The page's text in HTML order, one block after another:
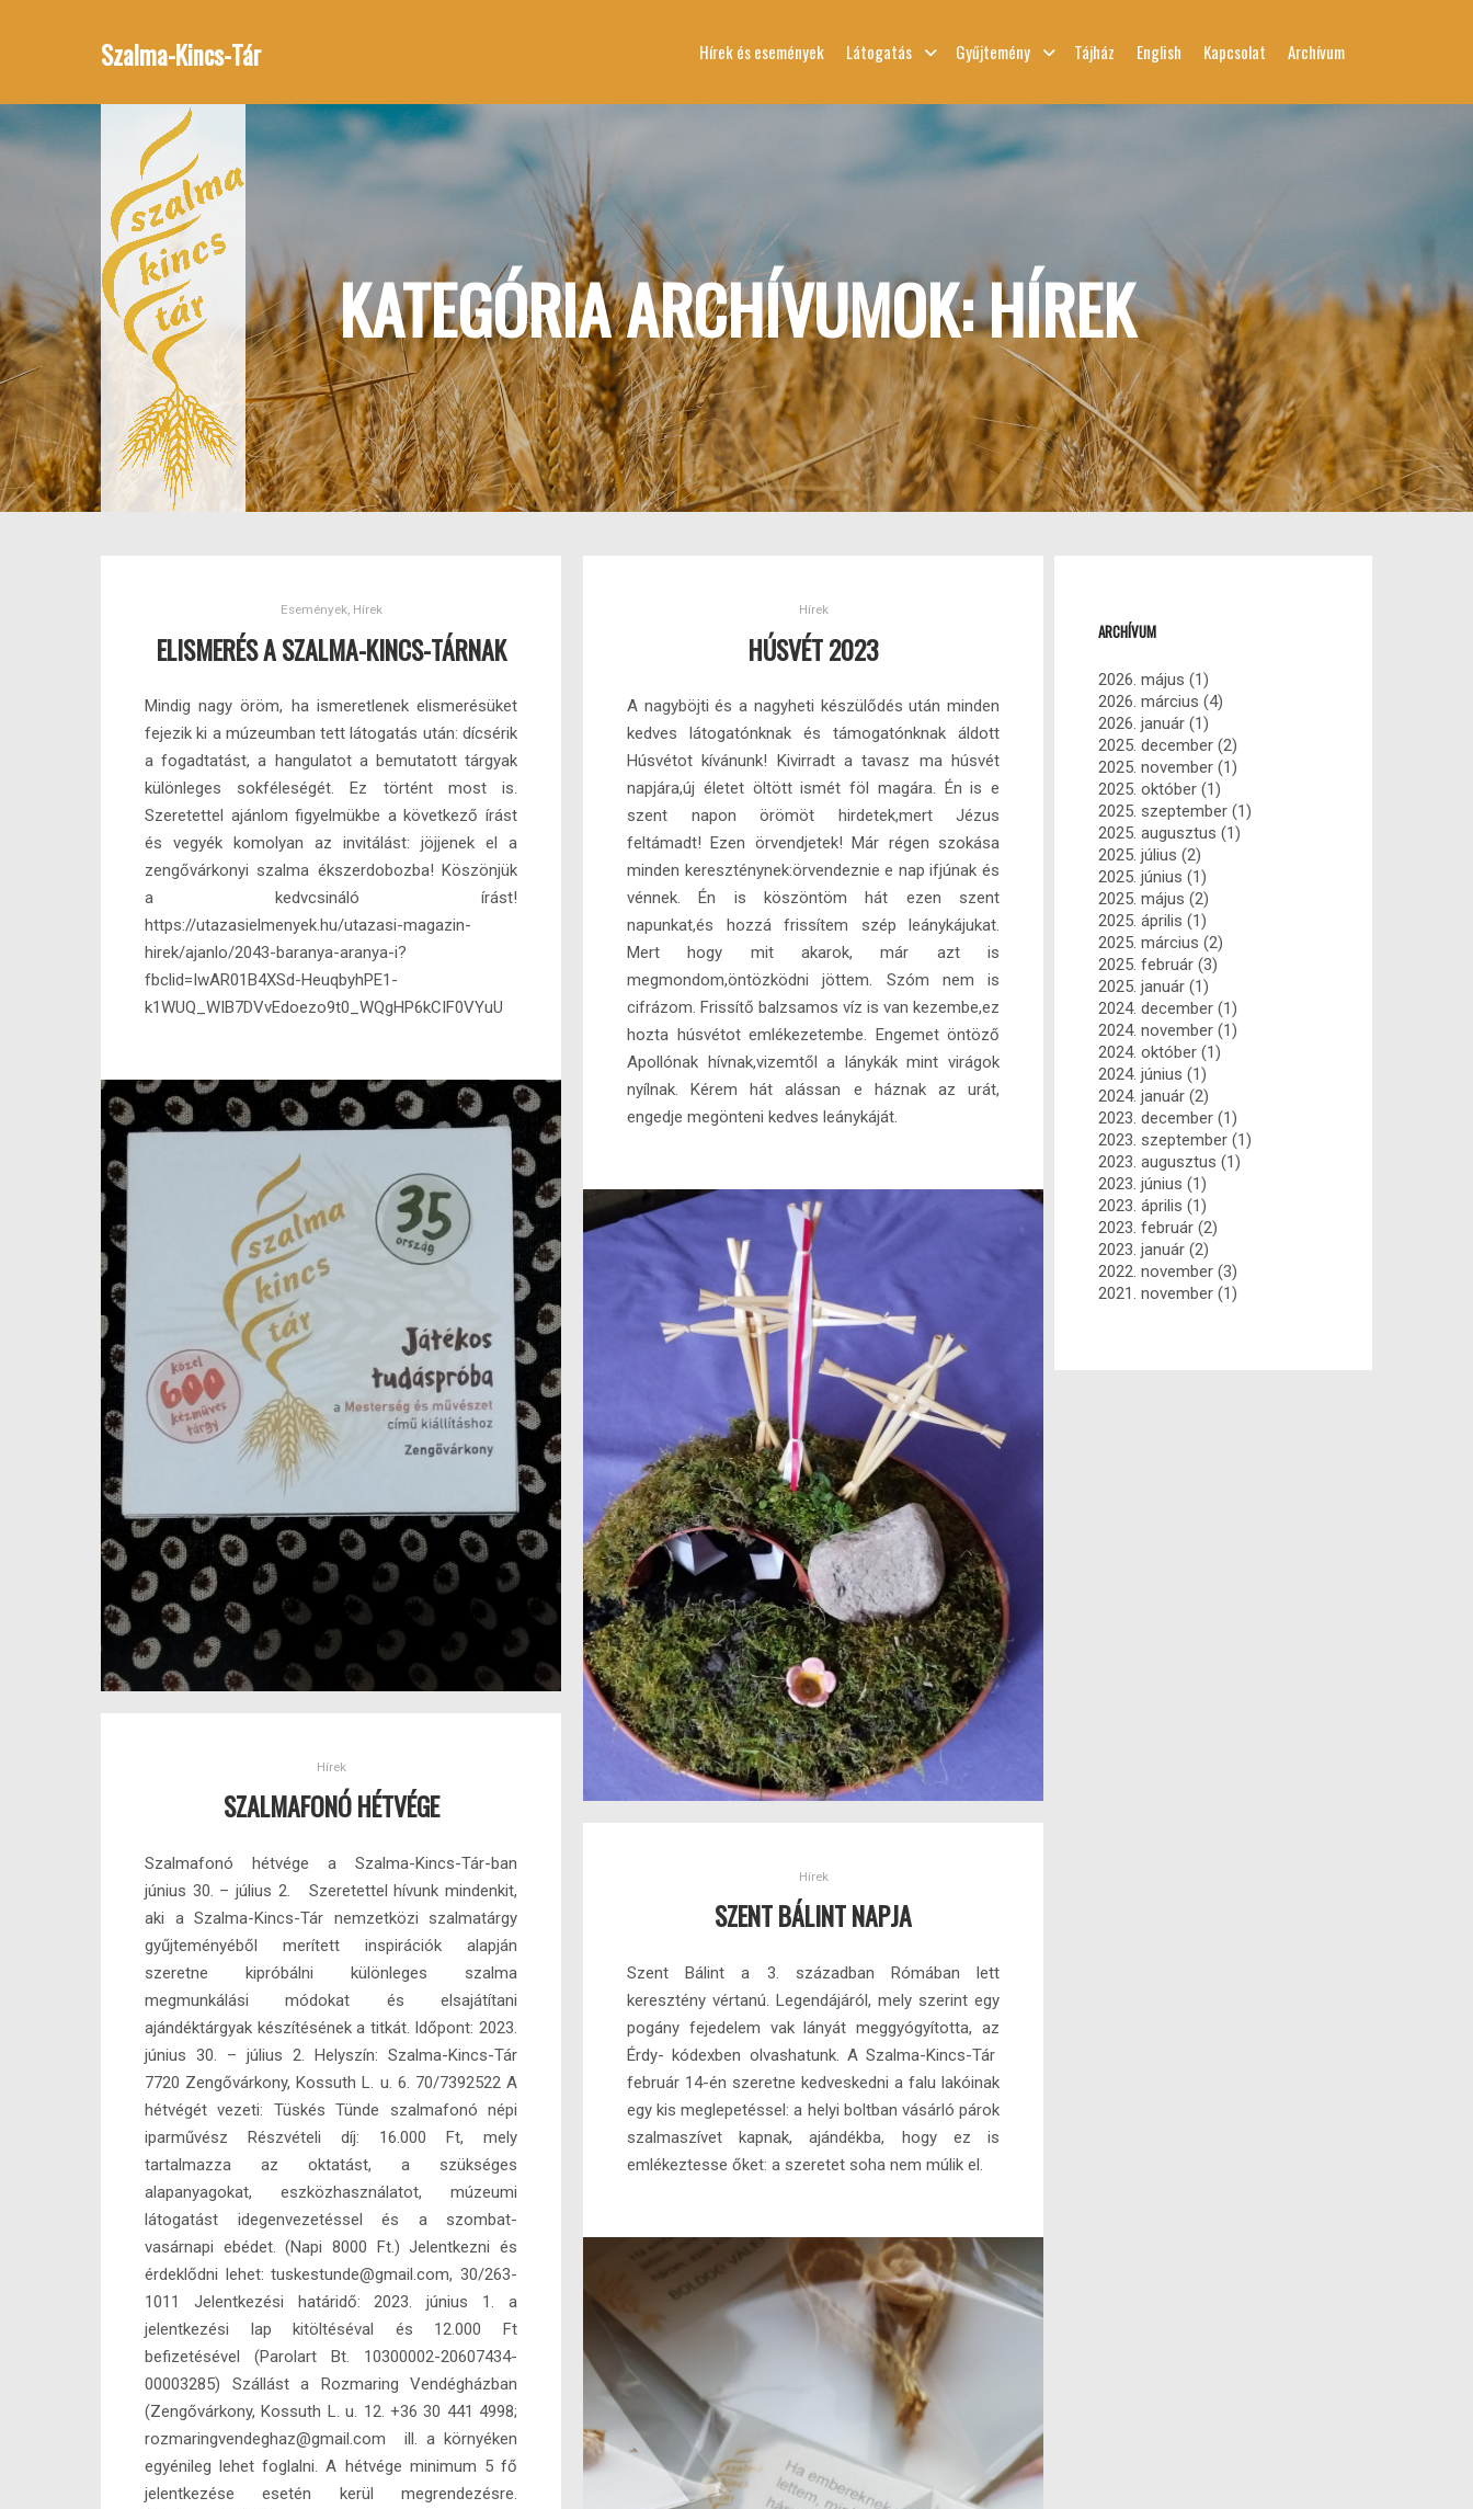
Szalma-Kincs-Tár Hírek és események Látogatás Gyűjtemény Tájház English Kapcsolat Archívum
KATEGÓRIA ARCHÍVUMOK:HÍREK
Események, Hírek
ELISMERÉS A SZALMA-KINCS-TÁRNAK
Mindig nagy öröm, ha ismeretlenek elismerésüket
fejezik ki a múzeumban tett látogatás után: dícsérik
a fogadtatást, a hangulatot a bemutatott tárgyak
különleges sokféleségét. Ez történt most is.
Szeretettel ajánlom figyelmükbe a következő írást
és vegyék komolyan az invitálást: jöjjenek el a
zengővárkonyi szalma ékszerdobozba! Köszönjük
a kedvcsináló írást!
https://utazasielmenyek.hu/utazasi-magazin-
hirek/ajanlo/2043-baranya-aranya-i?
fbclid=IwAR01B4XSd-HeuqbyhPE1-
k1WUQ_WIB7DVvEdoezo9t0_WQgHP6kCIF0VYuU
Hírek
HÚSVÉT 2023
A nagyböjti és a nagyheti készülődés után minden
kedves látogatónknak és támogatónknak áldott
Húsvétot kívánunk! Kivirradt a tavasz ma húsvét
napjára,új életet öltött ismét föl magára. Én is e
szent napon örömöt hirdetek,mert Jézus
feltámadt! Ezen örvendjetek! Már régen szokása
minden kereszténynek:örvendeznie e nap ifjúnak és
vénnek. Én is köszöntöm hát ezen szent
napunkat,és hozzá frissítem szép leánykájukat.
Mert hogy mit akarok, már azt is
megmondom,öntözködni jöttem. Szóm nem is
cifrázom. Frissítő balzsamos víz is van kezembe,ez
hozta húsvétot emlékezetembe. Engemet öntöző
Apollónak hívnak,vizemtől a lánykák mint virágok
nyílnak. Kérem hát alássan e háznak az urát,
engedje megönteni kedves leánykáját.
Hírek
SZALMAFONÓ HÉTVÉGE
Szalmafonó hétvége a Szalma-Kincs-Tár-ban
június 30. – július 2. Szeretettel hívunk mindenkit,
aki a Szalma-Kincs-Tár nemzetközi szalmatárgy
gyűjteményéből merített inspirációk alapján
szeretne kipróbálni különleges szalma
megmunkálási módokat és elsajátítani
ajándéktárgyak készítésének a titkát. Időpont: 2023.
június 30. – július 2. Helyszín: Szalma-Kincs-Tár
7720 Zengővárkony, Kossuth L. u. 6. 70/7392522 A
hétvégét vezeti: Tüskés Tünde szalmafonó népi
iparművész Részvételi díj: 16.000 Ft, mely
tartalmazza az oktatást, a szükséges
alapanyagokat, eszközhasználatot, múzeumi
látogatást idegenvezetéssel és a szombat-
vasárnapi ebédet. (Napi 8000 Ft.) Jelentkezni és
érdeklődni lehet: tuskestunde@gmail.com, 30/263-
1011 Jelentkezési határidő: 2023. június 1. a
jelentkezési lap kitöltéséval és 12.000 Ft
befizetésével (Parolart Bt. 10300002-20607434-
00003285) Szállást a Rozmaring Vendégházban
(Zengővárkony, Kossuth L. u. 12. +36 30 441 4998;
rozmaringvendeghaz@gmail.com ill. a környéken
egyénileg lehet foglalni. A hétvége minimum 5 fő
jelentkezése esetén kerül megrendezésre.
Hírek
SZENT BÁLINT NAPJA
Szent Bálint a 3. században Rómában lett
keresztény vértanú. Legendájáról, mely szerint egy
pogány fejedelem vak lányát meggyógyította, az
Érdy- kódexben olvashatunk. A Szalma-Kincs-Tár
február 14-én szeretne kedveskedni a falu lakóinak
egy kis meglepetéssel: a helyi boltban vásárló párok
szalmaszívet kapnak, ajándékba, hogy ez is
emlékeztesse őket: a szeretet soha nem múlik el.
ARCHÍVUM
2026. május (1)
2026. március (4)
2026. január (1)
2025. december (2)
2025. november (1)
2025. október (1)
2025. szeptember (1)
2025. augusztus (1)
2025. július (2)
2025. június (1)
2025. május (2)
2025. április (1)
2025. március (2)
2025. február (3)
2025. január (1)
2024. december (1)
2024. november (1)
2024. október (1)
2024. június (1)
2024. január (2)
2023. december (1)
2023. szeptember (1)
2023. augusztus (1)
2023. június (1)
2023. április (1)
2023. február (2)
2023. január (2)
2022. november (3)
2021. november (1)